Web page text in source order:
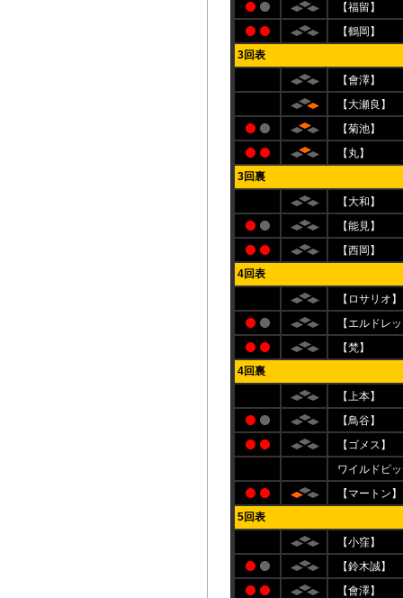
【福留】
【鶴岡】
3回表
【會澤】
【大瀬良】
【菊池】
【丸】
3回裏
【大和】
【能見】
【西岡】
4回表
【ロサリオ】
【エルドレ
【梵】
4回裏
【上本】
【鳥谷】
【ゴメス】
ワイルドピ
【マートン】
5回表
【小窪】
【鈴木誠】
【會澤】